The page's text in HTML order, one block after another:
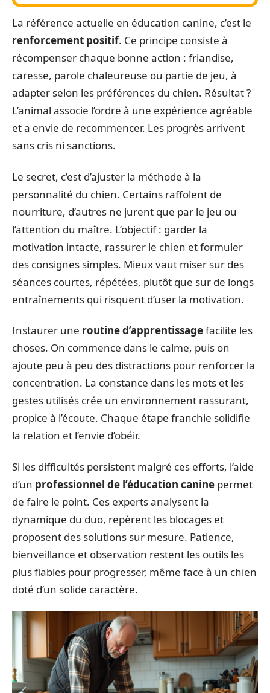
La référence actuelle en éducation canine, c’est le
renforcement positif. Ce principe consiste à
récompenser chaque bonne action : friandise,
caresse, parole chaleureuse ou partie de jeu, à
adapter selon les préférences du chien. Résultat ?
L’animal associe l’ordre à une expérience agréable
et a envie de recommencer. Les progrès arrivent
sans cris ni sanctions.
Le secret, c’est d’ajuster la méthode à la
personnalité du chien. Certains raffolent de
nourriture, d’autres ne jurent que par le jeu ou
l’attention du maître. L’objectif : garder la
motivation intacte, rassurer le chien et formuler
des consignes simples. Mieux vaut miser sur des
séances courtes, répétées, plutôt que sur de longs
entraînements qui risquent d’user la motivation.
Instaurer une routine d’apprentissagefacilite les
choses. On commence dans le calme, puis on
ajoute peu à peu des distractions pour renforcer la
concentration. La constance dans les mots et les
gestes utilisés crée un environnement rassurant,
propice à l’écoute. Chaque étape franchie solidifie
la relation et l’envie d’obéir.
Si les difficultés persistent malgré ces efforts, l’aide
d’un professionnel de l’éducation canine permet
de faire le point. Ces experts analysent la
dynamique du duo, repèrent les blocages et
proposent des solutions sur mesure. Patience,
bienveillance et observation restent les outils les
plus fiables pour progresser, même face à un chien
doté d’un solide caractère.